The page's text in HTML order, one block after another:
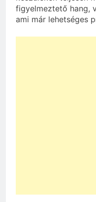
figyelmeztető hang,
ami már lehetséges